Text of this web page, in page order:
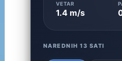
VETAR
1.4 m/s
NAREDNIH 13 SATI